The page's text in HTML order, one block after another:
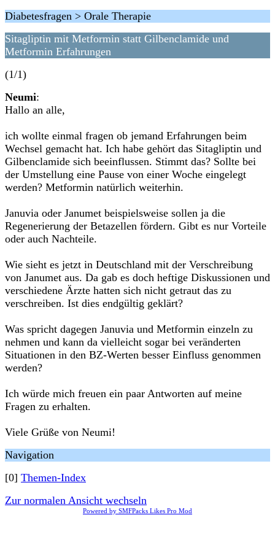
Diabetesfragen > Orale Therapie
Sitagliptin mit Metformin statt Gilbenclamide und
Metformin Erfahrungen
(1/1)
Neumi:
Hallo an alle,
ich wollte einmal fragen ob jemand Erfahrungen beim
Wechsel gemacht hat. Ich habe gehört das Sitagliptin und
Gilbenclamide sich beeinflussen. Stimmt das? Sollte bei
der Umstellung eine Pause von einer Woche eingelegt
werden? Metformin natürlich weiterhin.
Januvia oder Janumet beispielsweise sollen ja die
Regenerierung der Betazellen fördern. Gibt es nur Vorteile
oder auch Nachteile.
Wie sieht es jetzt in Deutschland mit der Verschreibung
von Janumet aus. Da gab es doch heftige Diskussionen und
verschiedene Ärzte hatten sich nicht getraut das zu
verschreiben. Ist dies endgültig geklärt?
Was spricht dagegen Januvia und Metformin einzeln zu
nehmen und kann da vielleicht sogar bei veränderten
Situationen in den BZ-Werten besser Einfluss genommen
werden?
Ich würde mich freuen ein paar Antworten auf meine
Fragen zu erhalten.
Viele Grüße von Neumi!
Navigation
[0] Themen-Index
Zur normalen Ansicht wechseln
Powered by SMFPacks Likes Pro Mod